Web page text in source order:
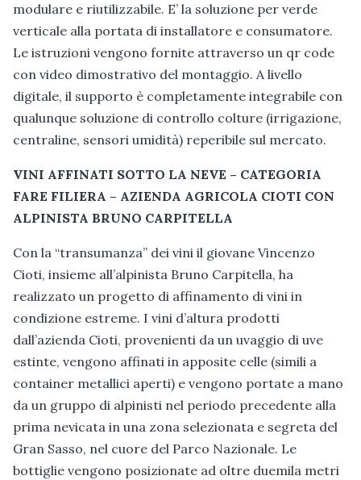
modulare e riutilizzabile. E’ la soluzione per verde
verticale alla portata di installatore e consumatore.
Le istruzioni vengono fornite attraverso un qr code
con video dimostrativo del montaggio. A livello
digitale, il supporto è completamente integrabile con
qualunque soluzione di controllo colture (irrigazione,
centraline, sensori umidità) reperibile sul mercato.
VINI AFFINATI SOTTO LA NEVE – CATEGORIA
FARE FILIERA – AZIENDA AGRICOLA CIOTI CON
ALPINISTA BRUNO CARPITELLA
Con la “transumanza” dei vini il giovane Vincenzo
Cioti, insieme all’alpinista Bruno Carpitella, ha
realizzato un progetto di affinamento di vini in
condizione estreme. I vini d’altura prodotti
dall’azienda Cioti, provenienti da un uvaggio di uve
estinte, vengono affinati in apposite celle (simili a
container metallici aperti) e vengono portate a mano
da un gruppo di alpinisti nel periodo precedente alla
prima nevicata in una zona selezionata e segreta del
Gran Sasso, nel cuore del Parco Nazionale. Le
bottiglie vengono posizionate ad oltre duemila metri